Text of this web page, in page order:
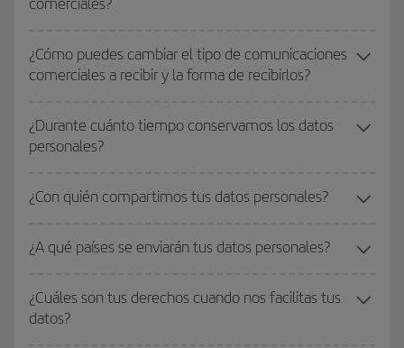
¿Cómo puedes cambiar el tipo de comunicaciones
comerciales a recibir y la forma de recibirlos?
¿Durante cuánto tiempo conservamos los datos
personales?
¿Con quién compartimos tus datos personales?
¿A qué países se enviarán tus datos personales?
¿Cuáles son tus derechos cuando nos facilitas tus
datos?